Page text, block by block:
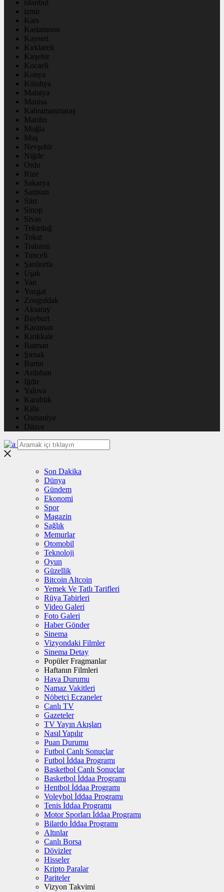
istanbul
izmir
Kars
Kastamonu
Kayseri
Kırklareli
Kırşehir
Kocaeli
Konya
Kütahya
Malatya
Manisa
Kahramanmaraş
Mardin
Muğla
Muş
Nevşehir
Niğde
Ordu
Rize
Sakarya
Samsun
Siirt
Sinop
Sivas
Tekirdağ
Tokat
Trabzon
Tunceli
Şanlıurfa
Uşak
Van
Yozgat
Zonguldak
Aksaray
Bayburt
Karaman
Kırıkkale
Batman
Şırnak
Bartın
Ardahan
Iğdır
Yalova
Karabük
Kilis
Osmaniye
Düzce
Son Dakika
Dünya
Gündem
Ekonomi
Spor
Magazin
Sağlık
Memurlar
Otomobil
Teknoloji
Oyun
Güzellik
Bitcoin Altcoin
Yemek Ve Tatlı Tarifleri
Rüya Tabirleri
Video Galeri
Foto Galeri
Haber Gönder
Sinema
Vizyondaki Filmler
Sinema Detay
Popüler Fragmanlar
Haftanın Filmleri
Hava Durumu
Namaz Vakitleri
Nöbetçi Eczaneler
Canlı TV
Gazeteler
TV Yayın Akışları
Nasıl Yapılır
Puan Durumu
Futbol Canlı Sonuçlar
Futbol İddaa Programı
Basketbol Canlı Sonuçlar
Basketbol İddaa Programı
Hentbol İddaa Programı
Voleybol İddaa Programı
Tenis İddaa Programı
Motor Sporları İddaa Programı
Bilardo İddaa Programı
Altınlar
Canlı Borsa
Dövizler
Hisseler
Kripto Paralar
Pariteler
Vizyon Takvimi